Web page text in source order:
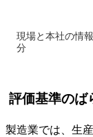
現場と本社の情
分
評価基準のば
製造業では、生